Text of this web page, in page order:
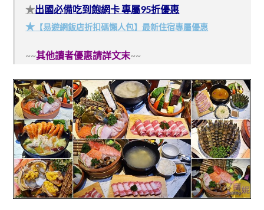
★出國必備吃到飽網卡 專屬95折優惠
★ 【易遊網飯店折扣碼懶人包】最新住宿專屬優惠
~~其他讀者優惠請詳文末~~